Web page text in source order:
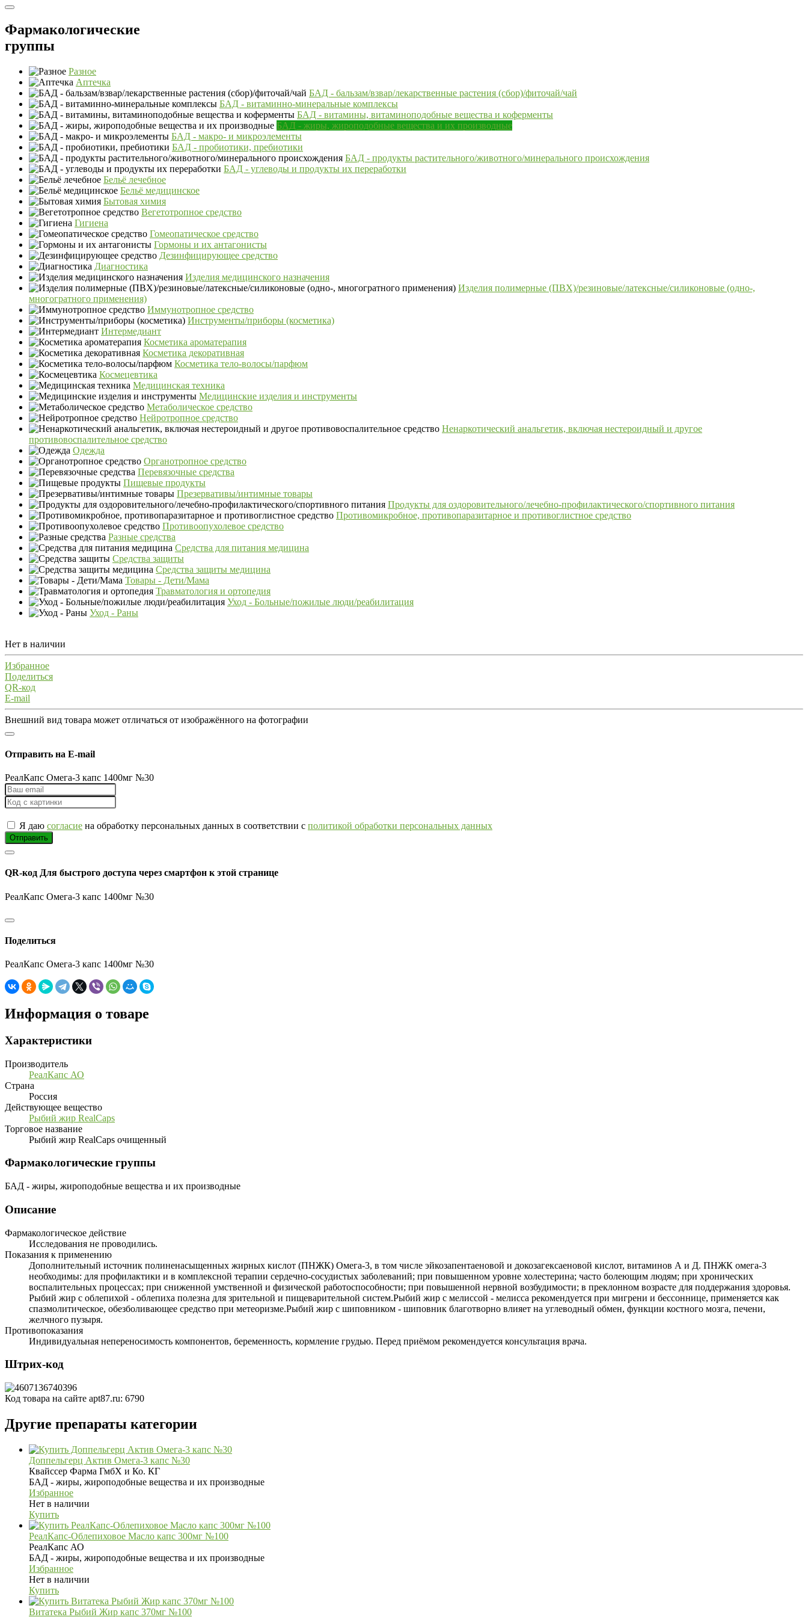
Фармакологические
группы
Разное
Аптечка
БАД - бальзам/взвар/лекарственные растения (сбор)/фиточай/чай
БАД - витаминно-минеральные комплексы
БАД - витамины, витаминоподобные вещества и коферменты
БАД - жиры, жироподобные вещества и их производные
БАД - макро- и микроэлементы
БАД - пробиотики, пребиотики
БАД - продукты растительного/животного/минерального происхождения
БАД - углеводы и продукты их переработки
Бельё лечебное
Бельё медицинское
Бытовая химия
Вегетотропное средство
Гигиена
Гомеопатическое средство
Гормоны и их антагонисты
Дезинфицирующее средство
Диагностика
Изделия медицинского назначения
Изделия полимерные (ПВХ)/резиновые/латексные/силиконовые (одно-,
многогратного применения)
Иммунотропное средство
Инструменты/приборы (косметика)
Интермедиант
Косметика ароматерапия
Косметика декоративная
Косметика тело-волосы/парфюм
Космецевтика
Медицинская техника
Медицинские изделия и инструменты
Метаболическое средство
Нейротропное средство
Ненаркотический анальгетик, включая нестероидный и другое
противовоспалительное средство
Одежда
Органотропное средство
Перевязочные средства
Пищевые продукты
Презервативы/интимные товары
Продукты для оздоровительного/лечебно-профилактического/спортивного питания
Противомикробное, противопаразитарное и противоглистное средство
Противоопухолевое средство
Разные средства
Средства для питания медицина
Средства защиты
Средства защиты медицина
Товары - Дети/Мама
Травматология и ортопедия
Уход - Больные/пожилые люди/реабилитация
Уход - Раны
Нет в наличии
Избранное
Поделиться
QR-код
E-mail
Внешний вид товара может отличаться от изображённого на фотографии
Отправить на E-mail
РеалКапс Омега-3 капс 1400мг №30
Я даю согласие на обработку персональных данных в соответствии с политикой обработки персональных данных
Отправить
QR-код Для быстрого доступа через смартфон к этой странице
РеалКапс Омега-3 капс 1400мг №30
Поделиться
РеалКапс Омега-3 капс 1400мг №30
Информация о товаре
Характеристики
Производитель
РеалКапс АО
Страна
Россия
Действующее вещество
Рыбий жир RealCaps
Торговое название
Рыбий жир RealCaps очищенный
Фармакологические группы
БАД - жиры, жироподобные вещества и их производные
Описание
Фармакологическое действие
Исследования не проводились.
Показания к применению
Дополнительный источник полиненасыщенных жирных кислот (ПНЖК) Омега-3, в том числе эйкозапентаеновой и докозагексаеновой кислот, витаминов А и Д. ПНЖК омега-3
необходимы: для профилактики и в комплексной терапии сердечно-сосудистых заболеваний; при повышенном уровне холестерина; часто болеющим людям; при хронических
воспалительных процессах; при сниженной умственной и физической работоспособности; при повышенной нервной возбудимости; в преклонном возрасте для поддержания здоровья.
Рыбий жир с облепихой - облепиха полезна для зрительной и пищеварительной систем.Рыбий жир с мелиссой - мелисса рекомендуется при мигрени и бессоннице, применяется как
спазмолитическое, обезболивающее средство при метеоризме.Рыбий жир с шиповником - шиповник благотворно влияет на углеводный обмен, функции костного мозга, печени,
желчного пузыря.
Противопоказания
Индивидуальная непереносимость компонентов, беременность, кормление грудью. Перед приёмом рекомендуется консультация врача.
Штрих-код
Код товара на сайте apt87.ru: 6790
Другие препараты категории
Доппельгерц Актив Омега-3 капс №30
Квайссер Фарма ГмбХ и Ко. КГ
БАД - жиры, жироподобные вещества и их производные
Избранное
Нет в наличии
Купить
РеалКапс-Облепиховое Масло капс 300мг №100
РеалКапс АО
БАД - жиры, жироподобные вещества и их производные
Избранное
Нет в наличии
Купить
Витатека Рыбий Жир капс 370мг №100